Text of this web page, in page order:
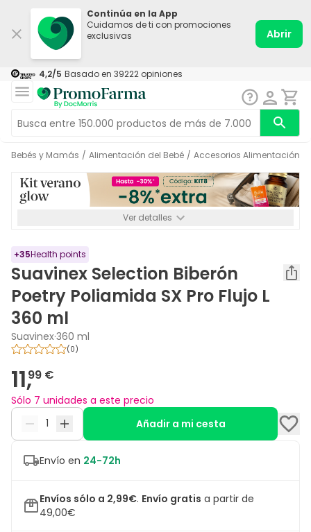
Continúa en la App
Cuidamos de ti con promociones
exclusivas
Abrir
4,2/5 Basado en 39222 opiniones
Bebés y Mamás / Alimentación del Bebé / Accesorios Alimentación
Ver detalles
+35Health points
Suavinex Selection Biberón
Poetry Poliamida SX Pro Flujo L
360 ml
Suavinex·360 ml
(0)
11,99 €
Sólo 7 unidades a este precio
Añadir a mi cesta
Envío en 24-72h
Envíos sólo a 2,99€. Envío gratis a partir de
49,00€